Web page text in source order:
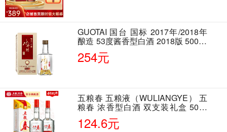
GUOTAI 国台 国标 2017年/2018年
酿造 53度酱香型白酒 2018版 500ml
单瓶装
254元
五粮春 五粮液（WULIANGYE） 五
粮春 浓香型白酒 双支装礼盒 50度
500ml*2瓶 含酒具
124.6元